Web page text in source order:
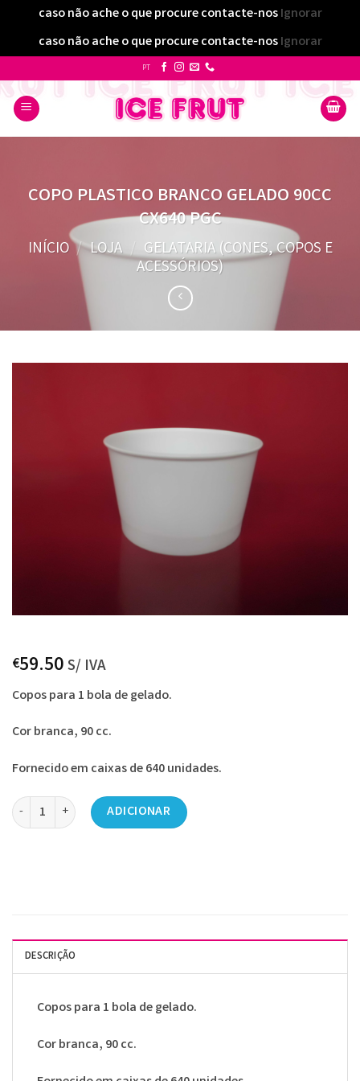
caso não ache o que procure contacte-nosIgnorar
caso não ache o que procure contacte-nosIgnorar
to
content
PT
COPO PLASTICO BRANCO GELADO 90CC
CX640 PGC
INÍCIO / LOJA / GELATARIA (CONES, COPOS E
ACESSÓRIOS)
€59.50S/ IVA
Copos para 1 bola de gelado.
Cor branca, 90 cc.
Fornecido em caixas de 640 unidades.
Quantidade de COPO PLASTICO BRANCO GELADO 90CC CX640 PGC
ADICIONAR
DESCRIÇÃO
Copos para 1 bola de gelado.
Cor branca, 90 cc.